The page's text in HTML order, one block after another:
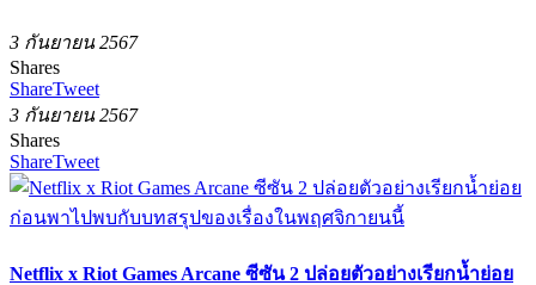
3 กันยายน 2567
Shares
ShareTweet
3 กันยายน 2567
Shares
ShareTweet
Netflix x Riot Games Arcane ซีซัน 2 ปล่อยตัวอย่างเรียกน้ำย่อย